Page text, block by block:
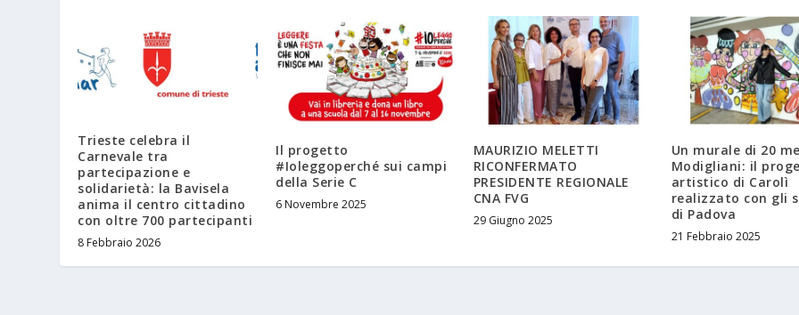
Trieste celebra il
Carnevale tra
partecipazione e
solidarietà: la Bavisela
anima il centro cittadino
con oltre 700 partecipanti
8 Febbraio 2026
Il progetto
#Ioleggoperché sui campi
della Serie C
6 Novembre 2025
MAURIZIO MELETTI
RICONFERMATO
PRESIDENTE REGIONALE
CNA FVG
29 Giugno 2025
Un murale di 20
Modigliani: il
artistico di Carolì
realizzato con gli
di Padova
21 Febbraio 2025